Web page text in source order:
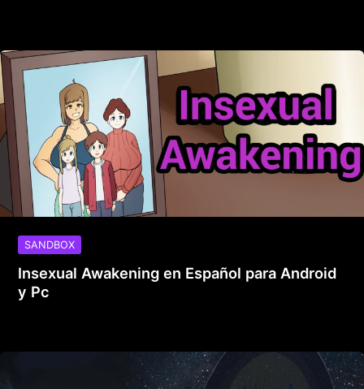
SANDBOX
Insexual Awakening en Español para Android
y Pc